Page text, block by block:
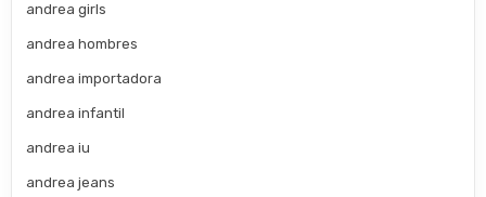
andrea girls
andrea hombres
andrea importadora
andrea infantil
andrea iu
andrea jeans